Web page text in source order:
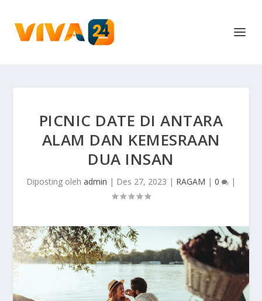
PICNIC DATE DI ANTARA
ALAM DAN KEMESRAAN
DUA INSAN
Diposting oleh admin | Des 27, 2023 | RAGAM | 0 |